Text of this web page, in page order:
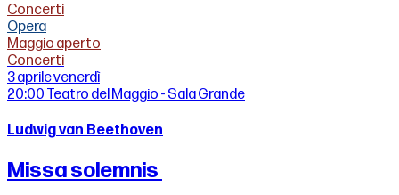
Concerti
Opera
Maggio aperto
Concerti
3 aprilevenerdì
20:00 Teatro del Maggio - Sala Grande
Ludwig van Beethoven
Missa solemnis